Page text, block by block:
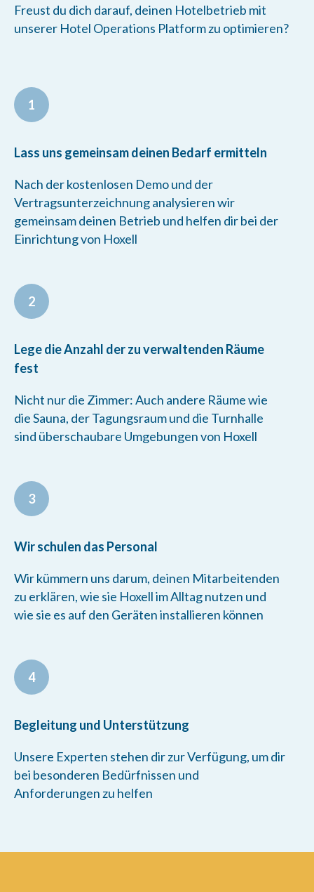
Freust du dich darauf, deinen Hotelbetrieb mit
unserer Hotel Operations Platform zu optimieren?
1
Lass uns gemeinsam deinen Bedarf ermitteln
Nach der kostenlosen Demo und der
Vertragsunterzeichnung analysieren wir
gemeinsam deinen Betrieb und helfen dir bei der
Einrichtung von Hoxell
2
Lege die Anzahl der zu verwaltenden Räume
fest
Nicht nur die Zimmer: Auch andere Räume wie
die Sauna, der Tagungsraum und die Turnhalle
sind überschaubare Umgebungen von Hoxell
3
Wir schulen das Personal
Wir kümmern uns darum, deinen Mitarbeitenden
zu erklären, wie sie Hoxell im Alltag nutzen und
wie sie es auf den Geräten installieren können
4
Begleitung und Unterstützung
Unsere Experten stehen dir zur Verfügung, um dir
bei besonderen Bedürfnissen und
Anforderungen zu helfen